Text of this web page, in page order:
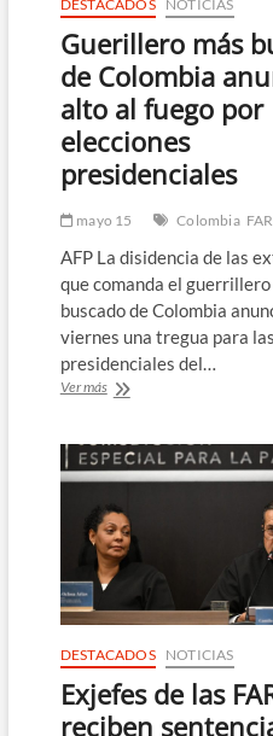
DESTACADOS NOTICIAS
Guerillero más
de Colombia
alto al fuego por
elecciones
presidenciales
mayo 15 Colombia
AFP La disidencia de las
que comanda el guerrillero
buscado de Colombia
viernes una tregua para
presidenciales del…
Ver másGuerillero
de
Colombia
alto
al
fuego
por
presidenciales
DESTACADOS
NOTICIAS
Exjefes de las
reciben